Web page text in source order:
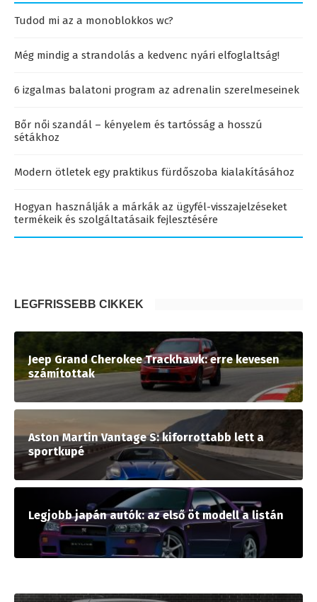
Tudod mi az a monoblokkos wc?
Még mindig a strandolás a kedvenc nyári elfoglaltság!
6 izgalmas balatoni program az adrenalin szerelmeseinek
Bőr női szandál – kényelem és tartósság a hosszú
sétákhoz
Modern ötletek egy praktikus fürdőszoba kialakításához
Hogyan használják a márkák az ügyfél-visszajelzéseket
termékeik és szolgáltatásaik fejlesztésére
LEGFRISSEBB CIKKEK
Jeep Grand Cherokee Trackhawk: erre kevesen
számítottak
Aston Martin Vantage S: kiforrottabb lett a
sportkupé
Legjobb japán autók: az első öt modell a listán